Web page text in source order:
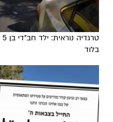
בלוד